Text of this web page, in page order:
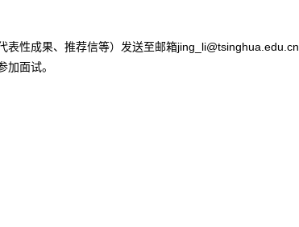
表性成果、推荐信等）发送至邮箱jing_li@tsinghua.edu.cn
面试。